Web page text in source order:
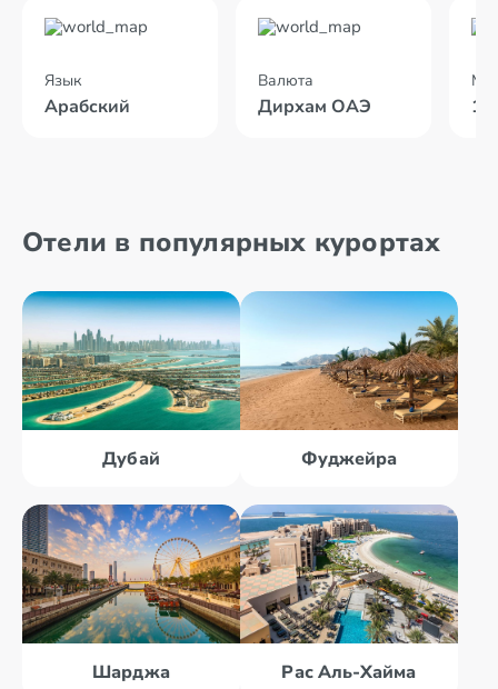
Язык
Арабский
Валюта
Дирхам ОАЭ
Отели в популярных курортах
Дубай Фуджейра
Шарджа Рас Аль-Хайма